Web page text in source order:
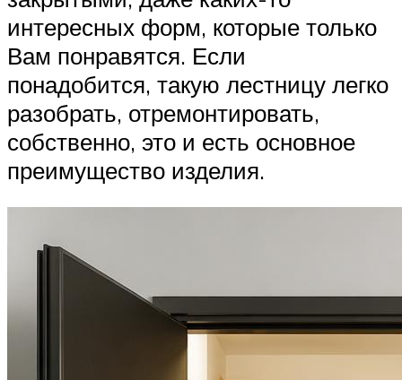
интересных форм, которые только
Вам понравятся. Если
понадобится, такую лестницу легко
разобрать, отремонтировать,
собственно, это и есть основное
преимущество изделия.